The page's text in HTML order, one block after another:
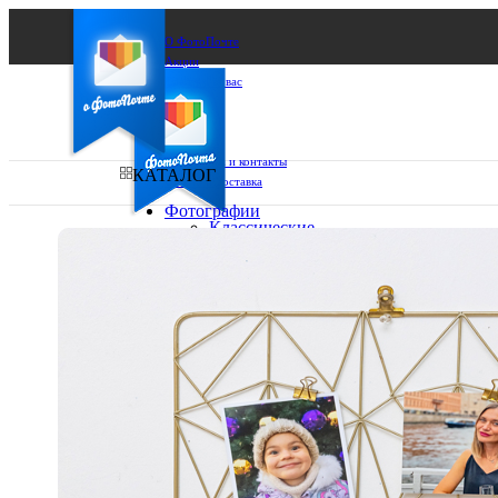
О ФотоПочте
Акции
Сделаем за вас
Бизнесу
FAQ
Франшиза
Поддержка и контакты
Оплата и доставка
Выберите из списка:
КАТАЛОГ
Фотографии
Классические
15х15
15х20
20х30
30х30
30х40
А4
Фото
в